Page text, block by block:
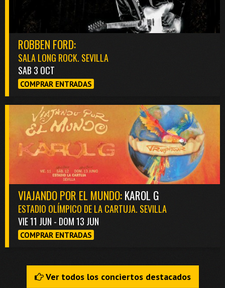
ROBBEN FORD:
SALA LONG ROCK. SEVILLA
SAB 3 OCT
COMPRAR ENTRADAS
VIAJANDO POR EL MUNDO:KAROL G
ESTADIO OLÍMPICO DE LA CARTUJA. SEVILLA
VIE 11 JUN - DOM 13 JUN
COMPRAR ENTRADAS
Ver todos los conciertos destacados